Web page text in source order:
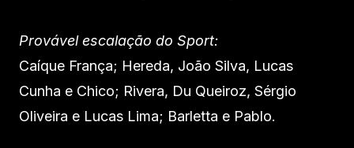
Provável escalação do Sport:
Caíque França; Hereda, João Silva, Lucas
Cunha e Chico; Rivera, Du Queiroz, Sérgio
Oliveira e Lucas Lima; Barletta e Pablo.